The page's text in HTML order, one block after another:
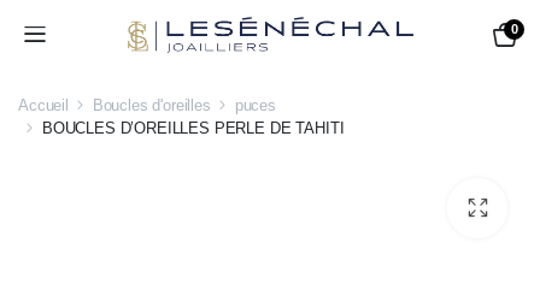
0
Accueil Boucles d'oreilles
puces
BOUCLES D’OREILLES PERLE DE TAHITI